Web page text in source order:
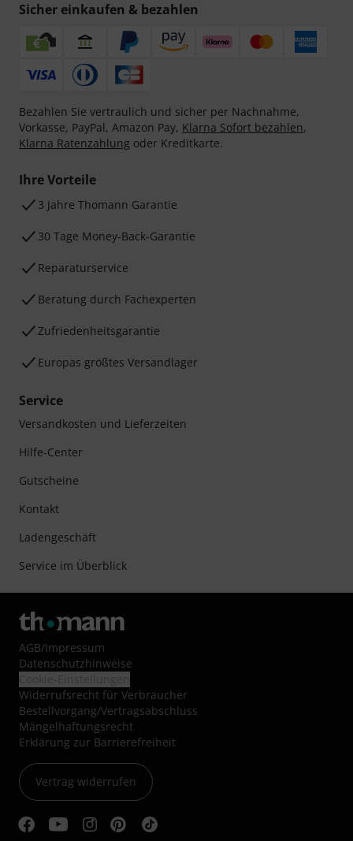
Sicher einkaufen & bezahlen
Bezahlen Sie vertraulich und sicher per Nachnahme,
Vorkasse, PayPal, Amazon Pay, Klarna Sofort bezahlen,
Klarna Ratenzahlung oder Kreditkarte.
Ihre Vorteile
3 Jahre Thomann Garantie
30 Tage Money-Back-Garantie
Reparaturservice
Beratung durch Fachexperten
Zufriedenheitsgarantie
Europas größtes Versandlager
Service
Versandkosten und Lieferzeiten
Hilfe-Center
Gutscheine
Kontakt
Ladengeschäft
Service im Überblick
AGB/Impressum
Datenschutzhinweise
Widerrufsrecht für Verbraucher
Bestellvorgang/Vertragsabschluss
Mängelhaftungsrecht
Erklärung zur Barrierefreiheit
Vertrag widerrufen